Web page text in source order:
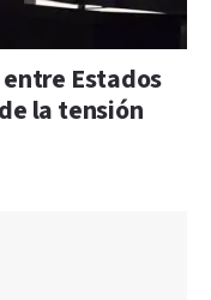
Estados
la tensión